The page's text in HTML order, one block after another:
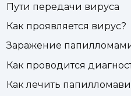
Пути передачи вируса
Как проявляется вирус?
Заражение
Как проводится
Как лечить